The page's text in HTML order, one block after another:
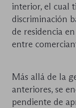
interior, el cual
discriminación
de residencia
entre
Más allá de la
anteriores, se
pendiente de